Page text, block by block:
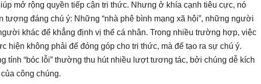
mở rộng quyền tiếp cận tri thức. Nhưng ở khía cạnh tiêu cực, nó
tượng đáng chú ý: Những “nhà phê bình mạng xã hội”, những người
khác để khẳng định vị thế cá nhân. Trong nhiều trường hợp, việc
hiện không phải để đóng góp cho tri thức, mà để tạo ra sự chú ý.
tính “bóc lỗi” thường thu hút nhiều lượt tương tác, bởi chúng dễ kích
công chúng.